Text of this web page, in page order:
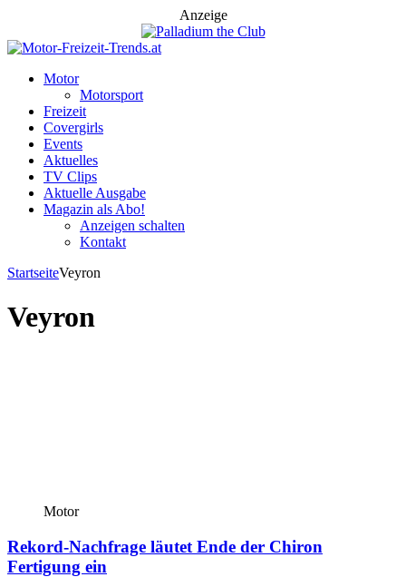
Anzeige
Motor
Motorsport
Freizeit
Covergirls
Events
Aktuelles
TV Clips
Aktuelle Ausgabe
Magazin als Abo!
Anzeigen schalten
Kontakt
StartseiteVeyron
Veyron
Motor
Rekord-Nachfrage läutet Ende der Chiron
Fertigung ein